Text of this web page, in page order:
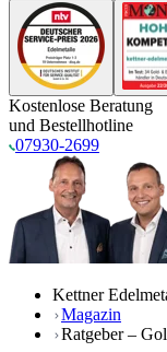
Kostenlose Beratung
und Bestellhotline
07930-2699
Kettner
Magazin
Ratgeber –